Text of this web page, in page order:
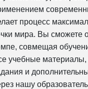
процесс
мира. Вы сможете
совмещая
учебные материалы,
и
нашу